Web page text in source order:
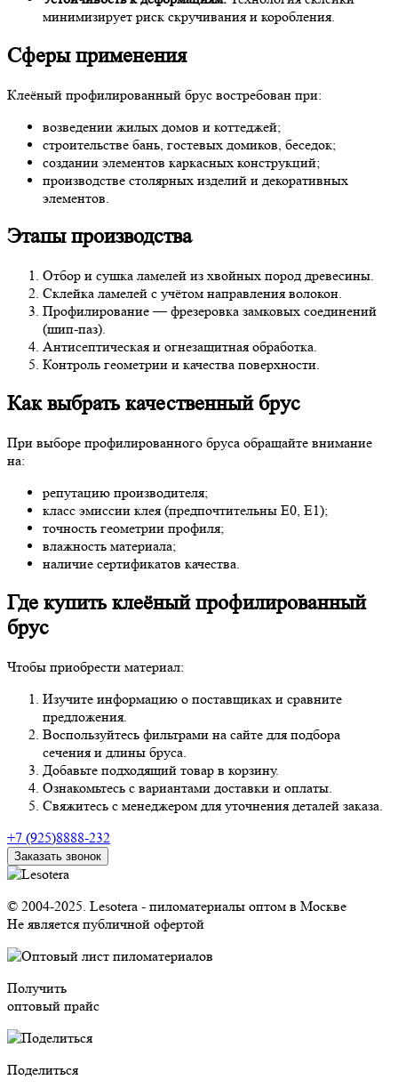
минимизирует риск скручивания и коробления.
Сферы применения
Клеёный профилированный брус востребован при:
возведении жилых домов и коттеджей;
строительстве бань, гостевых домиков, беседок;
создании элементов каркасных конструкций;
производстве столярных изделий и декоративных
элементов.
Этапы производства
Отбор и сушка ламелей из хвойных пород древесины.
Склейка ламелей с учётом направления волокон.
Профилирование — фрезеровка замковых соединений
(шип-паз).
Антисептическая и огнезащитная обработка.
Контроль геометрии и качества поверхности.
Как выбрать качественный брус
При выборе профилированного бруса обращайте внимание
на:
репутацию производителя;
класс эмиссии клея (предпочтительны E0, E1);
точность геометрии профиля;
влажность материала;
наличие сертификатов качества.
Где купить клеёный профилированный
брус
Чтобы приобрести материал:
Изучите информацию о поставщиках и сравните
предложения.
Воспользуйтесь фильтрами на сайте для подбора
сечения и длины бруса.
Добавьте подходящий товар в корзину.
Ознакомьтесь с вариантами доставки и оплаты.
Свяжитесь с менеджером для уточнения деталей заказа.
+7 (925)8888-232
Заказать звонок
© 2004-2025. Lesotera - пиломатериалы оптом в Москве
Не является публичной офертой
Получить
оптовый прайс
Поделиться